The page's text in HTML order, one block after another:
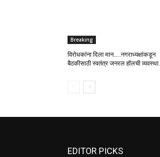
Breaking
विरोधकांना दिला मान…..नगराध्यक्षांकडून
बैठकीसाठी स्वतंत्र जनरल हॉलची
EDITOR PICKS